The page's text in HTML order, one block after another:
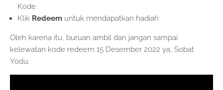
Kode
Klik Redeem untuk mendapatkan hadiah
Oleh karena itu, buruan ambil dan jangan sampai
kelewatan kode redeem 15 Desember 2022 ya, Sobat
Yodu;